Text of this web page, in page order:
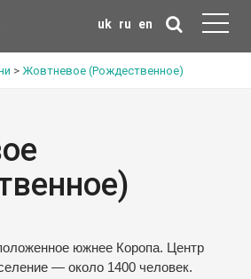
uk ru en
> Жовтневое (Рождественное)
южнее Коропа. Центр
— около 1400 человек.